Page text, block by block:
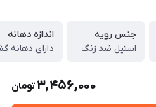
جنس رویه
استیل ضد زنگ
اندازه دهانه
دارای دهانه
3,456,000تومان